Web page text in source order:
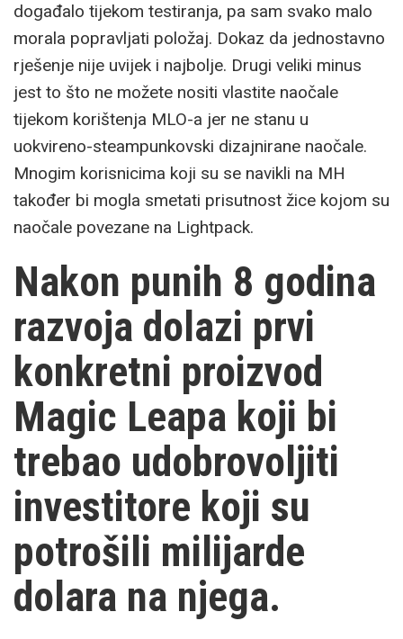
događalo tijekom testiranja, pa sam svako malo
morala popravljati položaj. Dokaz da jednostavno
rješenje nije uvijek i najbolje. Drugi veliki minus
jest to što ne možete nositi vlastite naočale
tijekom korištenja MLO-a jer ne stanu u
uokvireno-steampunkovski dizajnirane naočale.
Mnogim korisnicima koji su se navikli na MH
također bi mogla smetati prisutnost žice kojom su
naočale povezane na Lightpack.
Nakon punih 8 godina
razvoja dolazi prvi
konkretni proizvod
Magic Leapa koji bi
trebao udobrovoljiti
investitore koji su
potrošili milijarde
dolara na njega.